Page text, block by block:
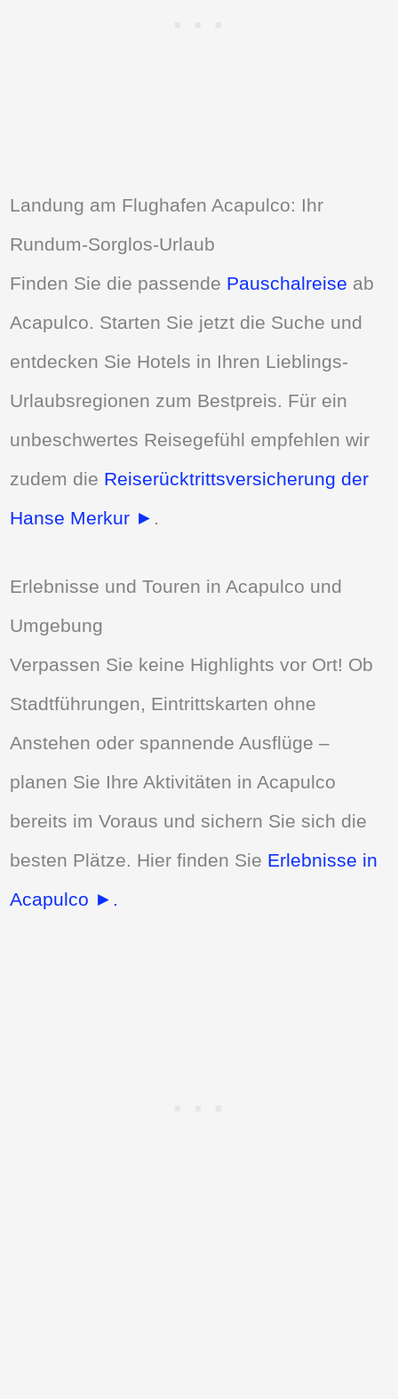
Landung am Flughafen Acapulco: Ihr
Rundum-Sorglos-Urlaub
Finden Sie die passende Pauschalreise ab
Acapulco. Starten Sie jetzt die Suche und
entdecken Sie Hotels in Ihren Lieblings-
Urlaubsregionen zum Bestpreis. Für ein
unbeschwertes Reisegefühl empfehlen wir
zudem die Reiserücktrittsversicherung der
Hanse Merkur ► .
Erlebnisse und Touren in Acapulco und
Umgebung
Verpassen Sie keine Highlights vor Ort! Ob
Stadtführungen, Eintrittskarten ohne
Anstehen oder spannende Ausflüge –
planen Sie Ihre Aktivitäten in Acapulco
bereits im Voraus und sichern Sie sich die
besten Plätze. Hier finden Sie Erlebnisse in
Acapulco ►.